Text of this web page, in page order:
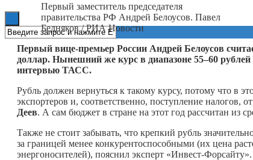
Первый заместитель председателя
правительства РФ Андрей Белоусов. Павел
Бедняков / РИА Новости
Первый вице-премьер России Андрей Белоусов
доллар. Нынешний же курс в диапазоне 55–60
интервью ТАСС.
Рубль должен вернуться к такому курсу, потому что в
экспортеров и, соответственно, поступление налогов,
Деев. А сам бюджет в стране на этот год рассчитан из
Также не стоит забывать, что крепкий рубль
за границей менее конкурентоспособными (их цена
энергоносителей), пояснил эксперт «Инвест-Форсайту».